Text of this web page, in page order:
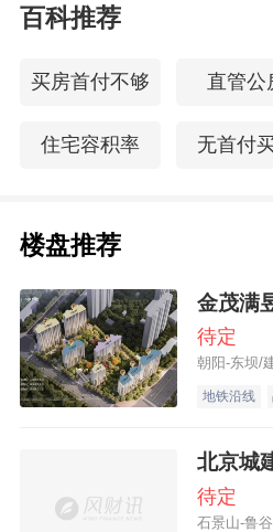
百科推荐
买房首付不够 直管公
住宅容积率 无首付
楼盘推荐
金茂满
待定
朝阳-东坝/
地铁沿线
北京城
待定
石景山-鲁